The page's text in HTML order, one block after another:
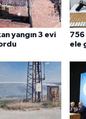
yangın 3 evi
756
ele